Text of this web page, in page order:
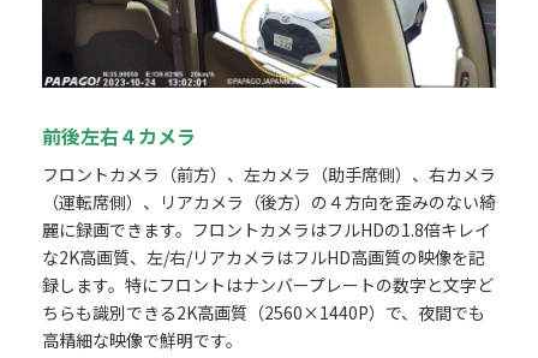
前後左右４カメラ
フロントカメラ（前方）、左カメラ（助手席側）、右カメラ
（運転席側）、リアカメラ（後方）の４方向を歪みのない綺
麗に録画できます。フロントカメラはフルHDの1.8倍キレイ
な2K高画質、左/右/リアカメラはフルHD高画質の映像を記
録します。特にフロントはナンバープレートの数字と文字ど
ちらも識別できる2K高画質（2560×1440P）で、夜間でも
高精細な映像で鮮明です。